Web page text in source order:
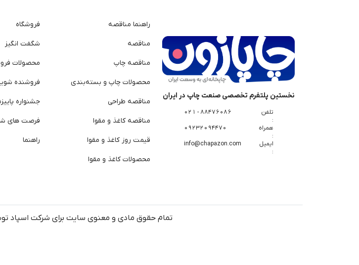
نخستین پلتفرم تخصصی صنعت چاپ در ایران
تلفن
:
88476086 - 021
همراه
:
09232094470
ایمیل
:
info@chapazon.com
راهنما مناقصه
مناقصه
مناقصه چاپ
محصولات چاپ و بسته‌بندی
مناقصه طراحی
مناقصه کاغذ و مقوا
قیمت روز کاغذ و مقوا
محصولات کاغذ و مقوا
فروشگاه
شگفت انگیز
محصولات
فروشنده
جشنواره
فرصت های
راهنما
تمام حقوق مادی و معنوی سایت برای شرکت اسپاد